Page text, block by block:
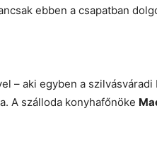
ebben a csapatban
– aki egyben a
A szálloda konyhafőnöke